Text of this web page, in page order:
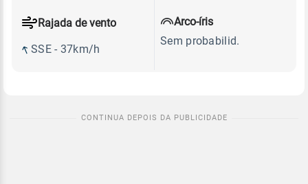
Rajada de vento
SSE - 37km/h
Arco-íris
Sem probabilid.